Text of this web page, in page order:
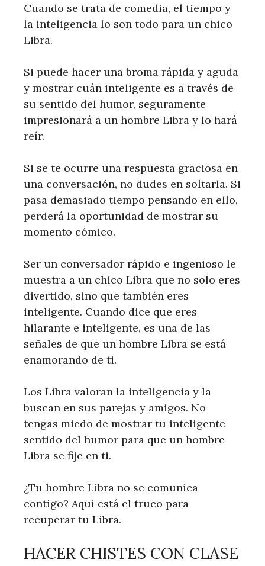
Cuando se trata de comedia, el tiempo y
la inteligencia lo son todo para un chico
Libra.
Si puede hacer una broma rápida y aguda
y mostrar cuán inteligente es a través de
su sentido del humor, seguramente
impresionará a un hombre Libra y lo hará
reír.
Si se te ocurre una respuesta graciosa en
una conversación, no dudes en soltarla. Si
pasa demasiado tiempo pensando en ello,
perderá la oportunidad de mostrar su
momento cómico.
Ser un conversador rápido e ingenioso le
muestra a un chico Libra que no solo eres
divertido, sino que también eres
inteligente. Cuando dice que eres
hilarante e inteligente, es una de las
señales de que un hombre Libra se está
enamorando de ti.
Los Libra valoran la inteligencia y la
buscan en sus parejas y amigos. No
tengas miedo de mostrar tu inteligente
sentido del humor para que un hombre
Libra se fije en ti.
¿Tu hombre Libra no se comunica
contigo? Aquí está el truco para
recuperar tu Libra.
HACER CHISTES CON CLASE